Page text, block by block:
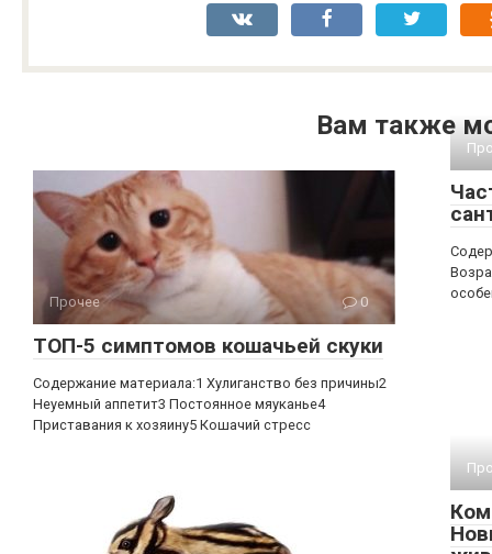
Вам также
Прочее 0
ТОП-5 симптомов кошачьей скуки
Содержание материала:1 Хулиганство без причины2
Неуемный аппетит3 Постоянное мяуканье4
Приставания к хозяину5 Кошачий стресс